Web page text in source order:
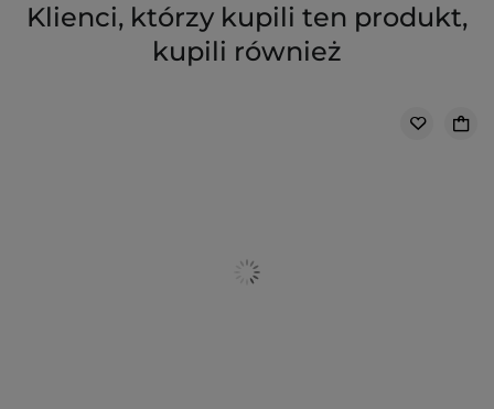
Klienci, którzy kupili ten produkt,
kupili również